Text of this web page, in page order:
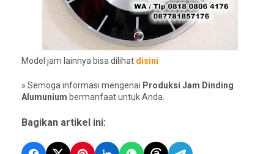
Model jam lainnya bisa dilihat disini
» Semoga informasi mengenai Produksi Jam Dinding
Alumunium bermanfaat untuk Anda.
Bagikan artikel ini: